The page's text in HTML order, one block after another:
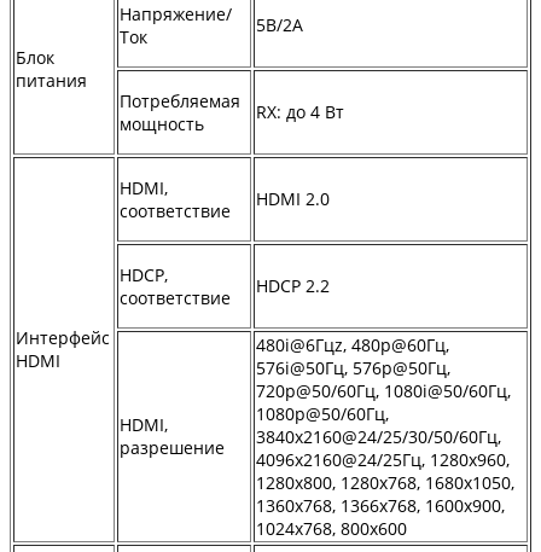
Блок
питания
Напряжение/
Ток
5В/2А
Потребляемая
мощность
RX: до 4 Вт
Интерфейс
HDMI
HDMI,
соответствие
HDMI 2.0
HDCP,
соответствие
HDCP 2.2
HDMI,
разрешение
480i@6Гцz, 480p@60Гц,
576i@50Гц, 576p@50Гц,
720p@50/60Гц, 1080i@50/60Гц,
1080p@50/60Гц,
3840x2160@24/25/30/50/60Гц,
4096x2160@24/25Гц, 1280x960,
1280x800, 1280x768, 1680x1050,
1360x768, 1366x768, 1600x900,
1024x768, 800x600